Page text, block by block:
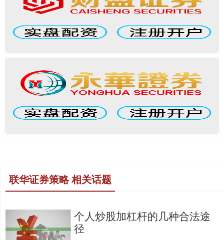
联华证券策略 相关话题
个人炒股加杠杆的几种合法途
径